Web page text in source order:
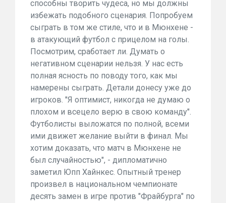
способны творить чудеса, но мы должны
избежать подобного сценария. Попробуем
сыграть в том же стиле, что и в Мюнхене -
в атакующий футбол с прицелом на голы.
Посмотрим, сработает ли. Думать о
негативном сценарии нельзя. У нас есть
полная ясность по поводу того, как мы
намерены сыграть. Детали донесу уже до
игроков. Я оптимист, никогда не думаю о
плохом и всецело верю в свою команду .
Футболисты выложатся по полной, всеми
ими движет желание выйти в финал. Мы
хотим доказать, что матч в Мюнхене не
был случайностью", - дипломатично
заметил Юпп Хайнкес. Опытный тренер
произвел в национальном чемпионате
десять замен в игре против "Фрайбурга" по